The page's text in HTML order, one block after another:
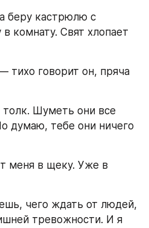
беру кастрюлю с
комнату. Свят хлопает
говорит он, пряча
Шуметь они все
думаю, тебе они ничего
меня в щеку. Уже в
чего ждать от людей,
тревожности. И я